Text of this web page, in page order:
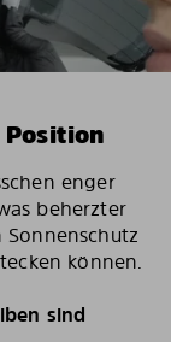
enger
beherzter
können.
sind